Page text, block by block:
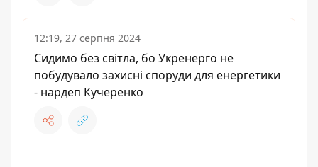
12:19, 27 серпня 2024
Сидимо без світла, бо Укренерго не
побудувало захисні споруди для енергетики
- нардеп Кучеренко